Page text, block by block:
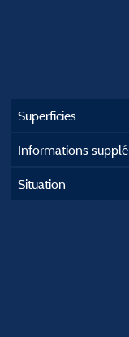
Superficies
Informations
Situation